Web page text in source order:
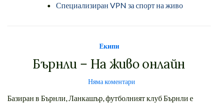
Специализиран VPN за спорт на живо
Екипи
Бърнли – На живо онлайн
Няма коментари
Базиран в Бърнли, Ланкашър, футболният клуб Бърнли е